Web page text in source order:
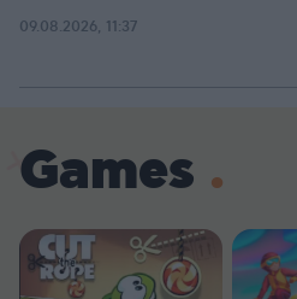
09.08.2026, 11:37
Games